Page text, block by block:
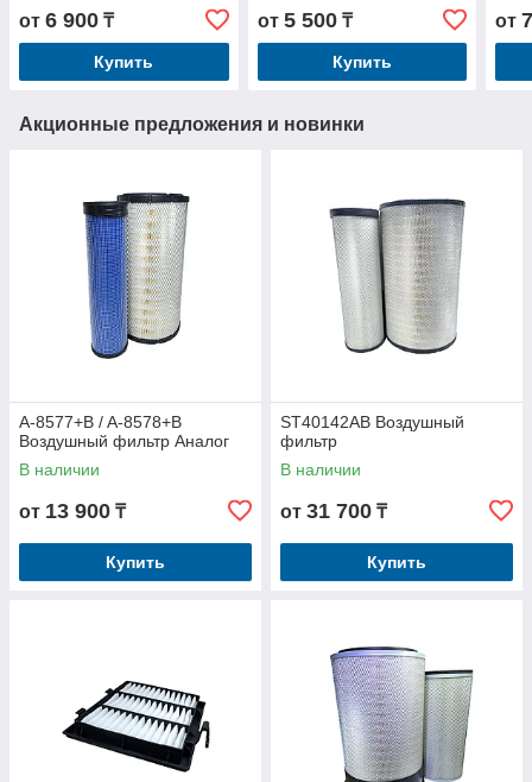
от 6 900 ₸
Купить
от 5 500₸
Купить
от
Акционные предложения и новинки
A-8577+B / A-8578+B
Воздушный фильтр Аналог
В наличии
от 13 900 ₸
Купить
ST40142AB Воздушный
фильтр
В наличии
от 31 700 ₸
Купить